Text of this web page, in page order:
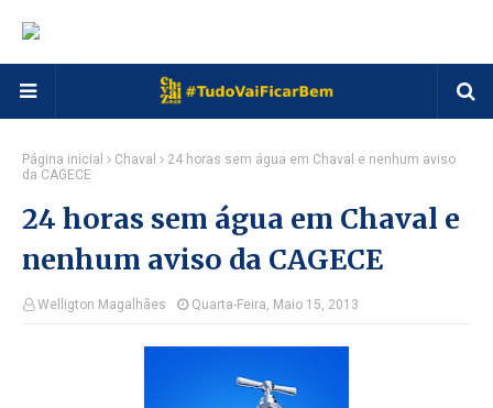
Página inicial Chaval
24 horas sem água em Chaval e nenhum aviso
da CAGECE
24 horas sem água em Chaval e
nenhum aviso da CAGECE
Welligton Magalhães Quarta-Feira, Maio 15, 2013